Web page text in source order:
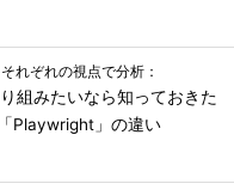
れぞれの視点で分析：
組みたいなら知っておきた
Playwright」の違い